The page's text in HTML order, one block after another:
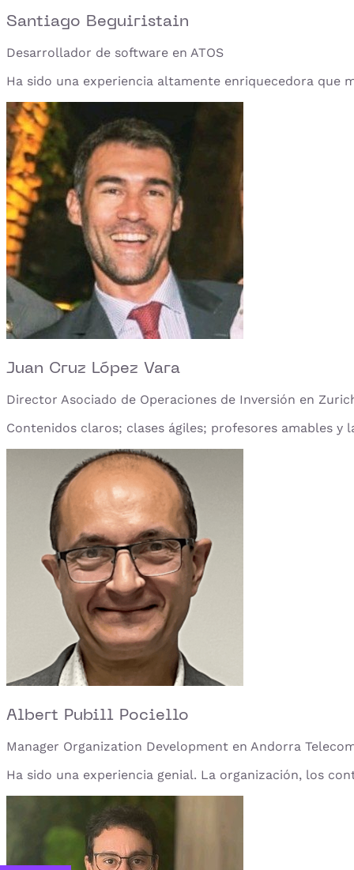
Santiago Beguiristain
Desarrollador de software en ATOS
Ha sido una experiencia altamente enriquecedora que
Juan Cruz López Vara
Director Asociado de Operaciones de Inversión en
Contenidos claros; clases ágiles; profesores amables y
Albert Pubill Pociello
Manager Organization Development en Andorra
Ha sido una experiencia genial. La organización, los